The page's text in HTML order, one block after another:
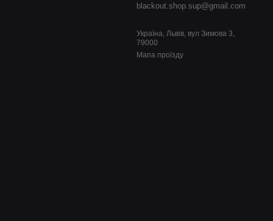
blackout.shop.sup@gmail.com
Україна, Львів, вул Зимова 3,
79000
Мапа проїзду